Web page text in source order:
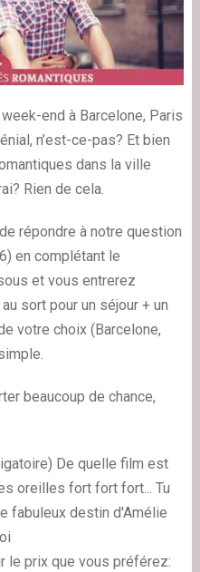
week-end à Barcelone, Paris
n’est-ce-pas? Et bien
dans la ville
? Rien de cela.
répondre à notre question
en complétant le
etvous entrerez
sort pour un séjour + un
votre choix (Barcelone,
beaucoup de chance,
De quelle film est
oreilles fort fort fort... Tu
fabuleux destin d'Amélie
le prix que vous préférez: